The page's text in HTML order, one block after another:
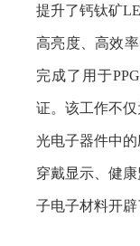
提升了钙钛矿
高亮度、高效
完成了用于PPG
证。该工作不
光电子器件中
穿戴显示、健
子电子材料开辟